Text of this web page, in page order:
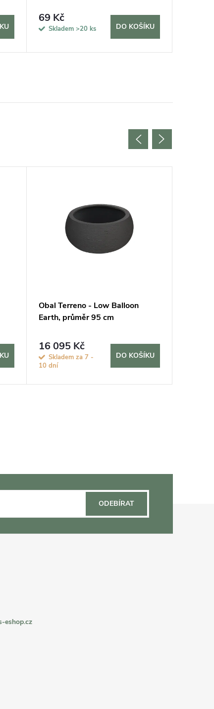
69 Kč
Skladem >20 ks DO KOŠÍKU
Obal Terreno - Low Balloon
Earth, průměr 95 cm
16 095 Kč
Skladem za 7 -
10 dní
DO KOŠÍKU
ODEBÍRAT
eshop.cz